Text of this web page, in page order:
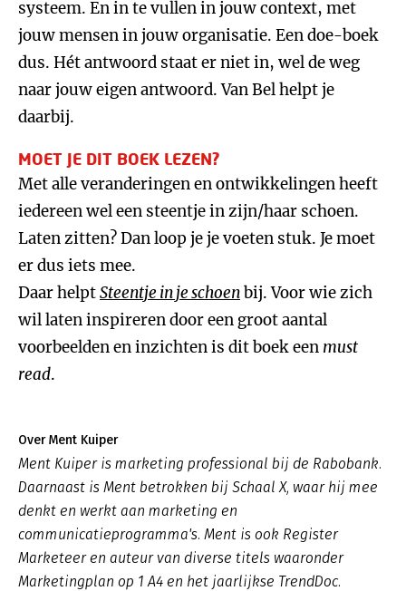
systeem. En in te vullen in jouw context, met
jouw mensen in jouw organisatie. Een doe-boek
dus. Hét antwoord staat er niet in, wel de weg
naar jouw eigen antwoord. Van Bel helpt je
daarbij.
MOET JE DIT BOEK LEZEN?
Met alle veranderingen en ontwikkelingen heeft
iedereen wel een steentje in zijn/haar schoen.
Laten zitten? Dan loop je je voeten stuk. Je moet
er dus iets mee.
Daar helptSteentje in je schoenbij. Voor wie zich
wil laten inspireren door een groot aantal
voorbeelden en inzichten is dit boek een must
read.
Over Ment Kuiper
Ment Kuiper is marketing professional bij de Rabobank.
Daarnaast is Ment betrokken bij Schaal X, waar hij mee
denkt en werkt aan marketing en
communicatieprogramma's. Ment is ook Register
Marketeer en auteur van diverse titels waaronder
Marketingplan op 1 A4 en het jaarlijkse TrendDoc.